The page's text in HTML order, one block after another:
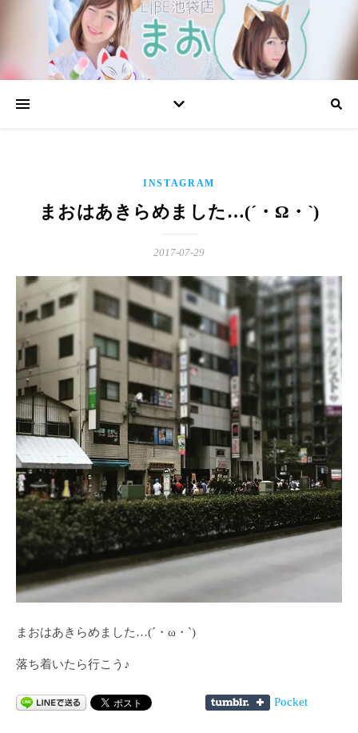
INSTAGRAM
まおはあきらめました…(´・Ω・`)
2017-07-29
まおはあきらめました…(´・ω・`)
落ち着いたら行こう♪
Pocket